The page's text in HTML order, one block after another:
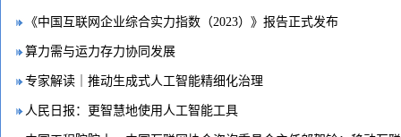
《中国互联网企业综合实力指数（2023）》报告正式发布
算力需与运力存力协同发展
专家解读｜推动生成式人工智能精细化治理
人民日报：更智慧地使用人工智能工具